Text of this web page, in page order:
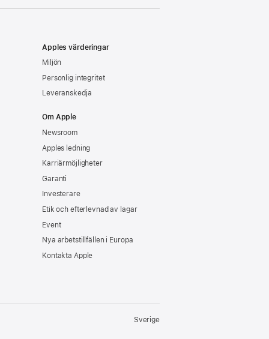
Apples värderingar
Miljön
Personlig integritet
Leveranskedja
Om Apple
Newsroom
Apples ledning
Karriärmöjligheter
Garanti
Investerare
Etik och efterlevnad av lagar
Event
Nya arbetstillfällen i Europa
Kontakta Apple
Sverige